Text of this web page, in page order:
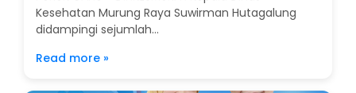
Kesehatan Murung Raya Suwirman Hutagalung
didampingi sejumlah...
Read more »